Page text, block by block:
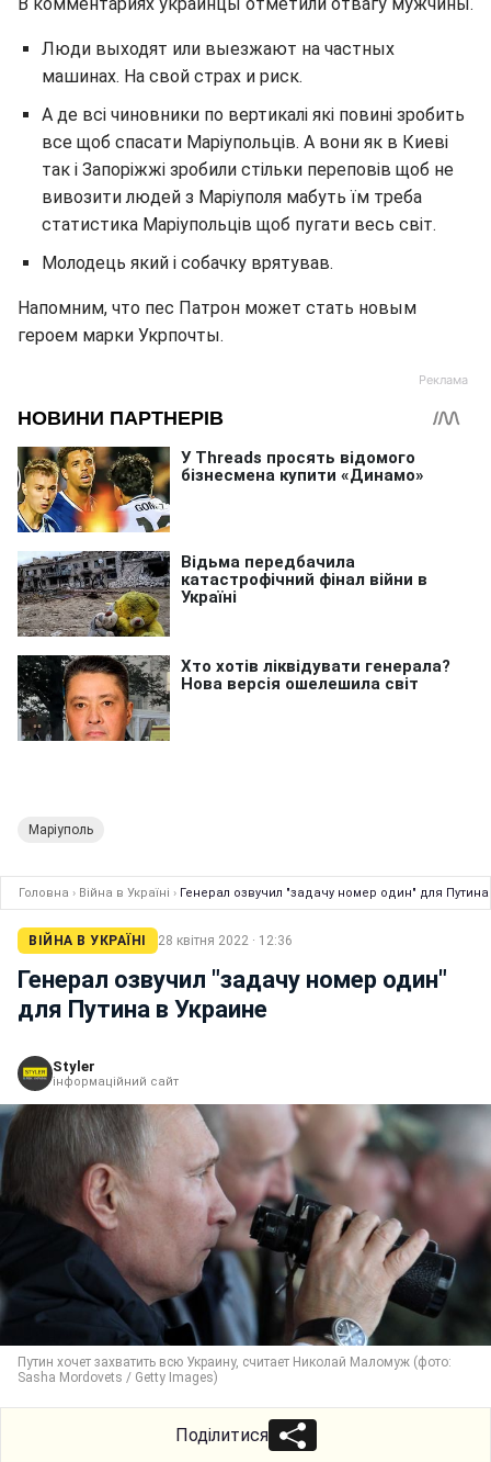
Люди выходят или выезжают на частных
машинах. На свой страх и риск.
А де всі чиновники по вертикалі які повині зробить
все щоб спасати Маріупольців. А вони як в Киеві
так і Запоріжжі зробили стільки переповів щоб не
вивозити людей з Маріуполя мабуть їм треба
статистика Маріупольців щоб пугати весь світ.
Молодець який і собачку врятував.
Напомним, что пес Патрон может стать новым
героем марки Укрпочты.
Маріуполь
Головна › Війна в Україні › Генерал озвучил "задачу номер один" для
ВІЙНА В УКРАЇНІ 28 квітня 2022 · 12:36
Генерал озвучил "задачу номер один"
для Путина в Украине
Styler
інформаційний сайт
Путин хочет захватить всю Украину, считает Николай Маломуж (фото:
Sasha Mordovets / Getty Images)
Поділитися